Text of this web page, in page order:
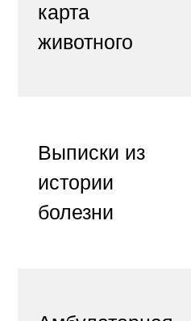
карта
животного
Выписки из
истории
болезни